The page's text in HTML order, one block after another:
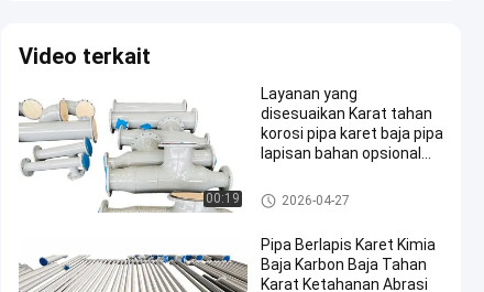
Video terkait
00:19
Layanan yang
disesuaikan Karat tahan
korosi pipa karet baja pipa
lapisan bahan opsional
6m atau disesuaikan
untuk daya tahan
Pipa berlapis karet
2026-04-27
Pipa Berlapis Karet Kimia
Baja Karbon Baja Tahan
Karat Ketahanan Abrasi